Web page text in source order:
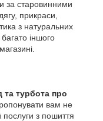
за старовинними
прикраси,
з натуральних
іншого
та турбота про
вам не
послуги з пошиття